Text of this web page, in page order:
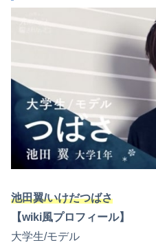
池田翼/いけだつばさ
【wiki風プロフィール】
大学生/モデル